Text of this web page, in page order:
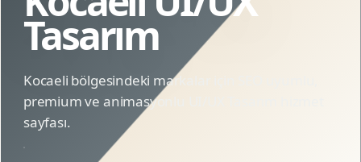
Tasarım
Kocaeli bölgesindeki markalar için SEO uyumlu,
premium ve animasyonlu UI/UX Tasarım hizmet
sayfası.